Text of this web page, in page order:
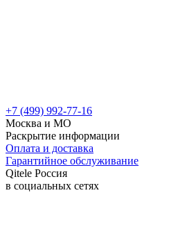
+7 (499) 992-77-16
Москва и МО
Раскрытие информации
Оплата и доставка
Гарантийное обслуживание
Qitele Россия
в социальных сетях